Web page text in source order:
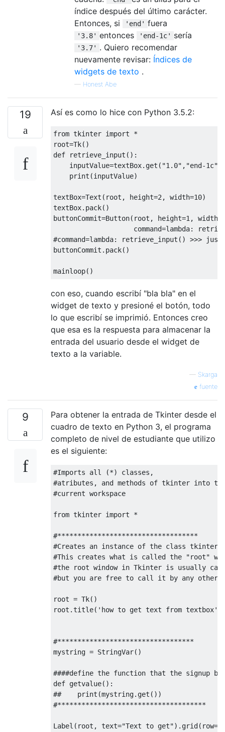
índice después del último carácter.
Entonces, si
'end' fuera
'3.8' entonces 'end-1c' sería
'3.7' . Quiero recomendar
nuevamente revisar: Índices de
widgets de texto .
— Honest Abe
19 Así es como lo hice con Python 3.5.2:
from tkinter import
*
root=Tk()
def retrieve_input ():
    inputValue
=textBox. get ( "1.0" , "end-1c"
print (inputValue)
textBox=Text ( root , height=2 , width=10)
textBox. pack()
buttonCommit=Button( root , height=1 , width
                    command
=lambda:
#command=lambda: retrieve_input() >>>
buttonCommit . pack()
mainloop()
con eso, cuando escribí "bla bla" en el
widget de texto y presioné el botón, todo
lo que escribí se imprimió. Entonces creo
que esa es la respuesta para almacenar la
entrada del usuario desde el widget de
texto a la variable.
— Skarga
fuente
9
Para obtener la entrada de Tkinter desde el
cuadro de texto en Python 3, el programa
completo de nivel de estudiante que utilizo
es el siguiente:
#Imports all (*) classes,
#atributes, and methods of tkinter into
#current workspace
from tkinter import *
#***********************************
#Creates an instance of the class
#This creates what is called the "root"
#the root window in Tkinter is usually
#but you are free to call it by any other
root = Tk()
root .title( 'how to get text from textbox'
#**********************************
mystring = StringVar()
####define the function that the signup
def getvalue():
##    print(mystring.get())
#*************************************
Label ( root , text="Text to get"). grid( row=